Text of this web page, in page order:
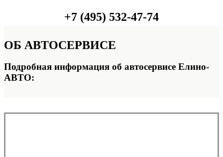
+7 (495) 532-47-74
ОБ АВТОСЕРВИСЕ
Подробная информация об автосервисе Елино-
АВТО: